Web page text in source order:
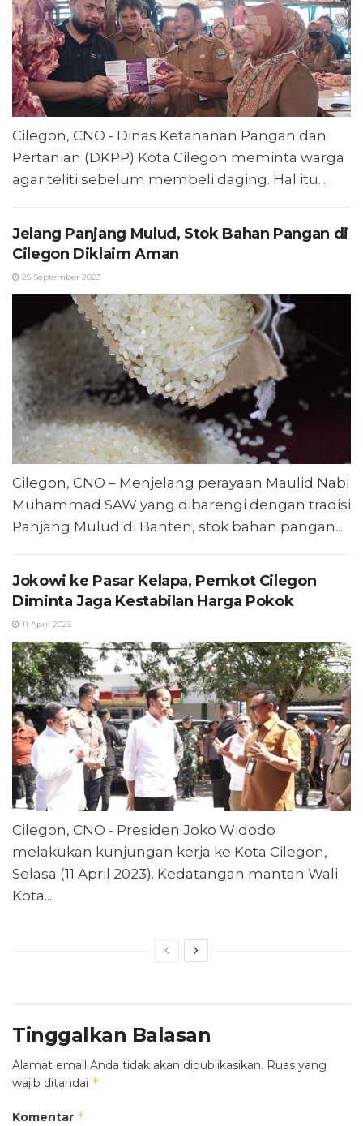
Cilegon, CNO - Dinas Ketahanan Pangan dan
Pertanian (DKPP) Kota Cilegon meminta warga
agar teliti sebelum membeli daging. Hal itu...
Jelang Panjang Mulud, Stok Bahan Pangan di
Cilegon Diklaim Aman
25 September 2023
Cilegon, CNO – Menjelang perayaan Maulid Nabi
Muhammad SAW yang dibarengi dengan tradisi
Panjang Mulud di Banten, stok bahan pangan...
Jokowi ke Pasar Kelapa, Pemkot Cilegon
Diminta Jaga Kestabilan Harga Pokok
11 April 2023
Cilegon, CNO - Presiden Joko Widodo
melakukan kunjungan kerja ke Kota Cilegon,
Selasa (11 April 2023). Kedatangan mantan Wali
Kota...
Tinggalkan Balasan
Alamat email Anda tidak akan dipublikasikan. Ruas yang
wajib ditandai *
Komentar *